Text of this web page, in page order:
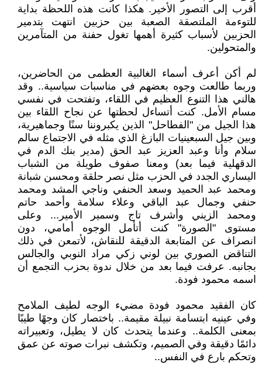
أقرب إلى التصور الأخير. هكذا كانت هذه اللحظة بداية
للتوءمة الملتصقة الصعبة بين حزبين انتهت بتدمير
الحزبين لأسباب كثيرة أهمها تغول حفنة من المتآمرين
والمتحولين.
لم أكن أعرف أسماء الغالبية العظمى من الحاضرين،
وربما طالعت وجوه بعضهم في مناسبات سياسية.. وقد
هالني هذا التنوع العظيم في اللقاء، وتفتحت في نفسي
مسام الأمل. كنت أتساءل لحظتها عن نجاح اللقاء بين
هذا الجيل من "الفطاحل" الذين يكبروننا سنًا وجماهيرية،
وبين جيل السبعينيات البازغ الذي مثله في الاجتماع سالم
سلام وأنا وعبد العزيز عبد الحق (مدير بنك الدم في
الدقهلية فيما بعد) ومعنا صفوف طويلة من الشباب
اليساري الجدد في الحزب مثل نصر حلقة ومحسن شبانة
ومحمد عبد الحميد وسعد الحنفي وناجي المشد ومحمد
حنفي وجمال عبد الباقي وعلاء سلامة وأحمد حاتم
ومحمد الزيني وأشرف تاج وسمير الأمير... وعلى
مستوى "الصورة" كنت أتأمل الوجوه أمامي، دون
انصراف عن المتابعة الدقيقة للنقاش، لأتمعن في ذلك
التناقض الصوري بين لوني زكي مراد النوبي والجالس
بجانبه. عرفت فيما بعد من خلال ندوة بحزب التجمع أن
اسمه محمود فودة.
كان الفقيد محمود فودة مضيء الوجه لطيف الملامح
وفي عينيه ابتسامة نبيلة مقيمة.. باختصار كان وجهًا طيبًا
بمعنى الكلمة.. وعندما يتحدث كان لا يطيل، وتعبيراته
دائمًا دقيقة وفي الصميم، وتكشف نبرات صوته عن عمق
وتحكم بارع في النفس..